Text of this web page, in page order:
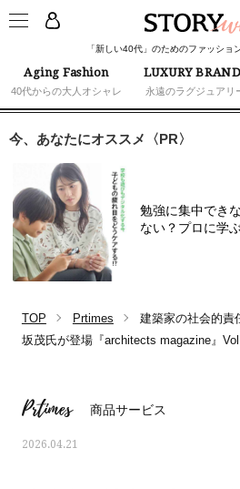
「新しい40代」のためのファッショ
Aging Fashion
40代からの大人オシャレ
LUXURY
永遠のラグジュアリ
今、あなたにオススメ〈PR〉
勉強に集中でき
ない？プロに学
TOP Prtimes
建築家の社会的責
坂茂氏が登場『architects magazine』
Prtimes 商品サービス
2026.04.21